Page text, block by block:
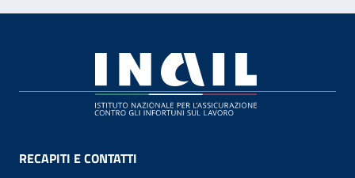
RECAPITI E CONTATTI